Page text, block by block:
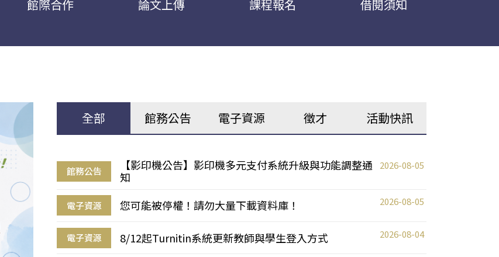
館際合作 論文上傳 課程報名 借閱須知
全部 館務公告 電子資源 徵才 活動快訊
館務公告
【影印機公告】影印機多元支付系統升級與功能調整通
知
2026-08-05
電子資源 您可能被停權！請勿大量下載資料庫！ 2026-08-05
電子資源 8/12起Turnitin系統更新教師與學生登入方式 2026-08-04